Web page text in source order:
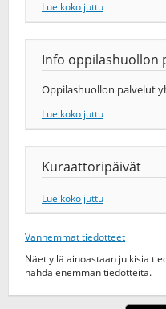
Lue koko juttu
Info oppilashuollon
Oppilashuollon palvelut
Lue koko juttu
Kuraattoripäivät
Lue koko juttu
Vanhemmat tiedotteet
Näet yllä ainoastaan julkisia
nähdä enemmän tiedotteita.